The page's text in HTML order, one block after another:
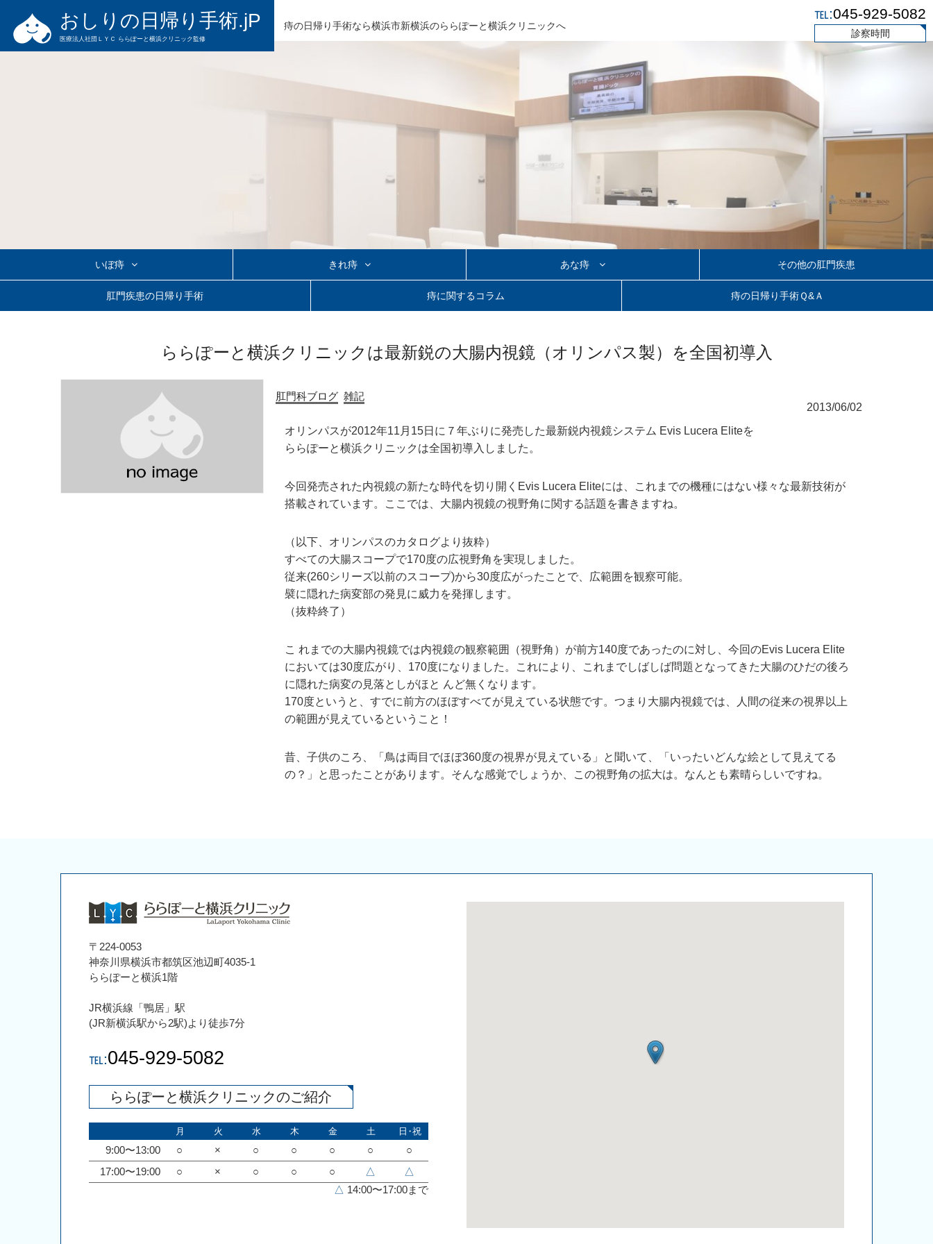
おしりの日帰り手術.jP
医療法人社団ＬＹＣ ららぽーと横浜クリニック監修
痔の日帰り手術なら横浜市新横浜のららぽーと横浜クリニックへ
℡:045-929-5082
診察時間
いぼ痔
いぼ痔の日帰り手術
切らないいぼ痔の治療
きれ痔 あな痔
あな痔の日帰り手術
その他の肛門疾患
肛門疾患の日帰り手術 痔に関するコラム 痔の日帰り手術Ｑ&Ａ
ららぽーと横浜クリニックは最新鋭の大腸内視鏡（オリンパス製）を全国初導入
肛門科ブログ 雑記
2013/06/02
オリンパスが2012年11月15日に７年ぶりに発売した最新鋭内視鏡システム Evis Lucera Eliteを
ららぽーと横浜クリニックは全国初導入しました。
今回発売された内視鏡の新たな時代を切り開くEvis Lucera Eliteには、これまでの機種にはない様々な最新技術が
搭載されています。ここでは、大腸内視鏡の視野角に関する話題を書きますね。
（以下、オリンパスのカタログより抜粋）
すべての大腸スコープで170度の広視野角を実現しました。
従来(260シリーズ以前のスコープ)から30度広がったことで、広範囲を観察可能。
襞に隠れた病変部の発見に威力を発揮します。
（抜粋終了）
こ れまでの大腸内視鏡では内視鏡の観察範囲（視野角）が前方140度であったのに対し、今回のEvis Lucera Elite
においては30度広がり、170度になりました。これにより、これまでしばしば問題となってきた大腸のひだの後ろ
に隠れた病変の見落としがほと んど無くなります。
170度というと、すでに前方のほぼすべてが見えている状態です。つまり大腸内視鏡では、人間の従来の視界以上
の範囲が見えているということ！
昔、子供のころ、「鳥は両目でほぼ360度の視界が見えている」と聞いて、「いったいどんな絵として見えてる
の？」と思ったことがあります。そんな感覚でしょうか、この視野角の拡大は。なんとも素晴らしいですね。
〒224-0053
神奈川県横浜市都筑区池辺町4035-1
ららぽーと横浜1階
JR横浜線「鴨居」駅
(JR新横浜駅から2駅)より徒歩7分
℡:045-929-5082
ららぽーと横浜クリニックのご紹介
月 火 水 木 金 土 日・祝
△ 14:00〜17:00まで
9:00〜13:00 ○ × ○ ○ ○ ○
○
17:00〜19:00
○ × ○ ○ ○ △ △